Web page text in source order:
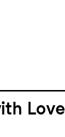
Love